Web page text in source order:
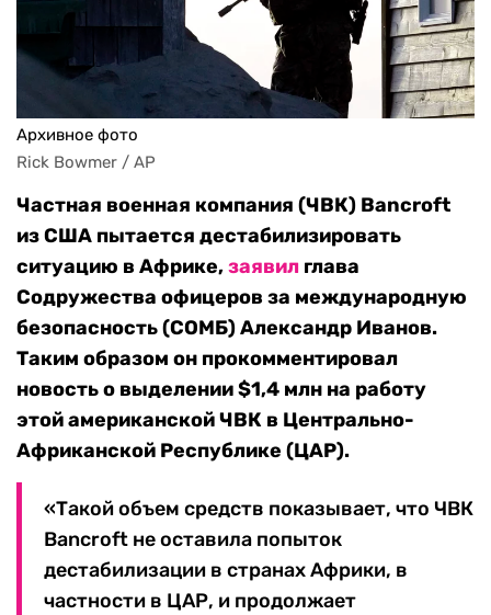
Архивное фото
Rick Bowmer / AP
Частная военная компания (ЧВК) Banсroft
из США пытается дестабилизировать
ситуацию в Африке,заявил глава
Содружества офицеров за международную
безопасность (СОМБ) Александр Иванов.
Таким образом он прокомментировал
новость о выделении $1,4 млн на работу
этой американской ЧВК в Центрально-
Африканской Республике (ЦАР).
«Такой объем средств показывает, что ЧВК
Banсroft не оставила попыток
дестабилизации в странах Африки, в
частности в ЦАР, и продолжает